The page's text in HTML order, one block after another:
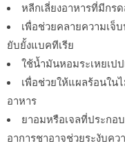
หลีกเลี่ยงอาหารที่มีกร
เพื่อช่วยคลายความเ
ยับยั้งแบคทีเรีย
ใช้น้ำมันหอมระเหยเป
เพื่อช่วยให้แผลร้อนใน
อาหาร
ยาอมหรือเจลที่ประกอ
อาการชาอาจช่วยระงับคว